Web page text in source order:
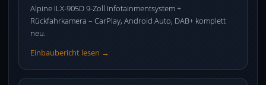
Alpine ILX-905D 9-Zoll Infotainmentsystem +
Rückfahrkamera – CarPlay, Android Auto, DAB+ komplett
neu.
Einbaubericht lesen →